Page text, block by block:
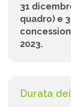
31
quadro) e
2023.
Durata